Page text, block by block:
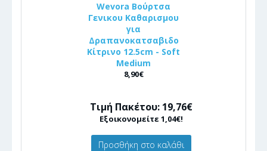
Wevora Βούρτσα
Γενικου Καθαρισμου
για
Δραπανοκατσαβιδο
Κίτρινο 12.5cm - Soft
Medium
8,90€
Τιμή Πακέτου: 19,76€
Εξοικονομείτε 1,04€!
Προσθήκη στο καλάθι